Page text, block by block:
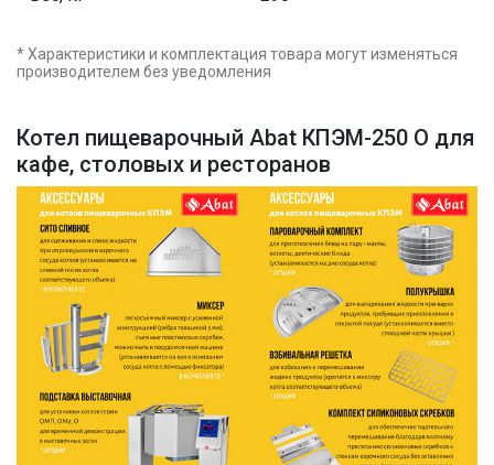
Котел пищеварочный Abat КПЭМ-250 О для
кафе, столовых и ресторанов
* Характеристики и комплектация товара могут изменяться
производителем без уведомления